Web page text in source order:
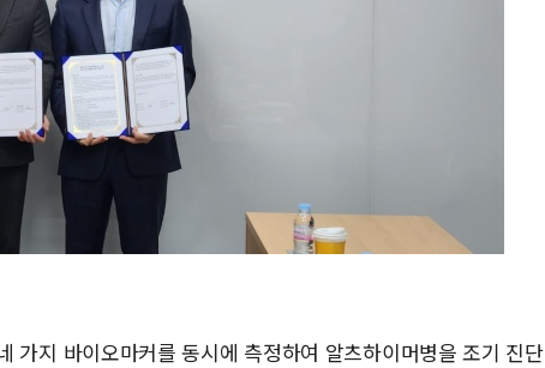
가지 바이오마커를 동시에 측정하여 알츠하이머병을 조기 진단